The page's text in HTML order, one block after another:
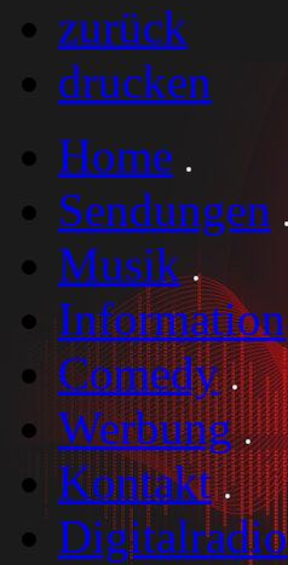
zurück
drucken
Home
Sendungen
Musik
Information
Comedy
Werbung
Kontakt
Digitalradio